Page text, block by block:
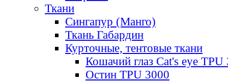
Ткани
Сингапур (Манго)
Ткань Габардин
Курточные, тентовые ткани
Кошачий глаз Cat's eye TPU
Остин TPU 3000